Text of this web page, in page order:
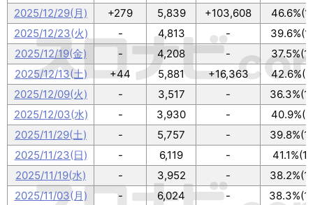
2025/12/29(月)
+279 5,839 +103,608
2025/12/23(火)
- 4,813 -
2025/12/19(金)
- 4,208 -
2025/12/13(土)
+44 5,881 +16,363
2025/12/09(火)
- 3,517 -
2025/12/03(水)
- 3,930 -
2025/11/29(土)
- 5,757 -
2025/11/23(日)
- 6,119 -
2025/11/19(水)
- 3,952 -
2025/11/03(月)
- 6,024 -